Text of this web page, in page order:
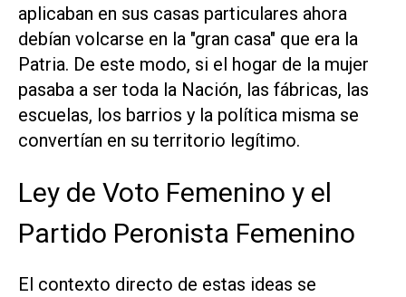
aplicaban en sus casas particulares ahora
debían volcarse en la "gran casa" que era la
Patria. De este modo, si el hogar de la mujer
pasaba a ser toda la Nación, las fábricas, las
escuelas, los barrios y la política misma se
convertían en su territorio legítimo.
Ley de Voto Femenino y el
Partido Peronista Femenino
El contexto directo de estas ideas se